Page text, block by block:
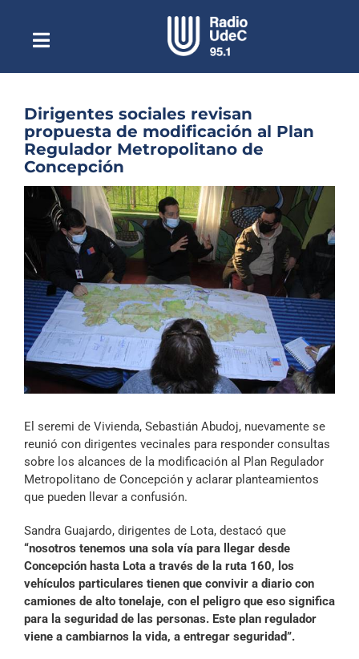
contenidoToggle
NavigationEscuchar Radio UdeC en vivo
Quiénes Somos
Programación
Noticias
Reportajes
Columnas
Música Clásica
Especiales
Archivo Sonoro
Dirigentes sociales revisan
propuesta de modificación al Plan
Regulador Metropolitano de
Concepción
Ver
imagen
El seremi de Vivienda, Sebastián Abudoj, nuevamente se
reunió con dirigentes vecinales para responder consultas
sobre los alcances de la modificación al Plan Regulador
Metropolitano de Concepción y aclarar planteamientos
que pueden llevar a confusión.
Sandra Guajardo, dirigentes de Lota, destacó que
“nosotros tenemos una sola vía para llegar desde
Concepción hasta Lota a través de la ruta 160, los
vehículos particulares tienen que convivir a diario con
camiones de alto tonelaje, con el peligro que eso significa
para la seguridad de las personas. Este plan regulador
viene a cambiarnos la vida, a entregar seguridad”.